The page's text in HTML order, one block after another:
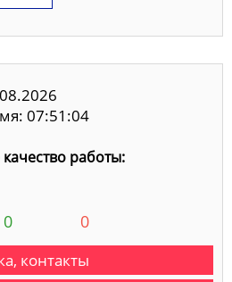
07:51:04
работы:
0 0
контакты